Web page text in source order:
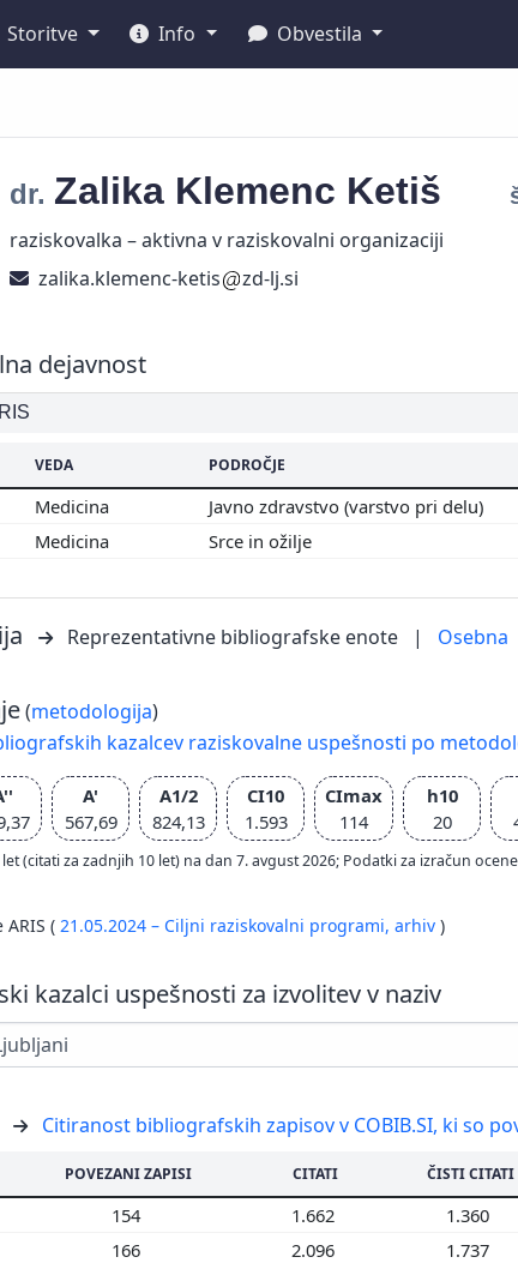
Storitve Info Obvestila
dr. Zalika Klemenc Ketiš
raziskovalka – aktivna v raziskovalni organizaciji
zalika.klemenc-ketis
zd-lj.si
dejavnost
VEDA PODROČJE
Medicina
Javno zdravstvo (varstvo pri delu)
Medicina Srce in ožilje
Reprezentativne bibliografske enote | Osebna
(metodologija)
kazalcev raziskovalne uspešnosti po
A'
567,69
A1/2
824,13
CI10
1.593
CImax
114
h10
20
(citati za zadnjih 10 let) na dan 7. avgust 2026; Podatki za izračun
ARIS ( 21.05.2024 – Ciljni raziskovalni programi, arhiv )
kazalci uspešnosti za izvolitev v naziv
Citiranost bibliografskih zapisov v COBIB.SI, ki so
POVEZANI ZAPISI CITATI ČISTI CITATI
154 1.662 1.360
166 2.096 1.737